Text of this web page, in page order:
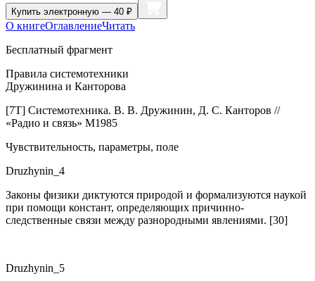
Купить электронную — 40 ₽
О книгеОглавлениеЧитать
Бесплатный фрагмент
Правила системотехники
Дружинина и Канторова
[7Т] Системотехника. В. В. Дружинин, Д. С. Канторов //
«Радио и связь» М1985
Чувствительность, параметры, поле
Druzhynin_4
Законы физики диктуются природой и формализуются наукой
при помощи констант, определяющих причинно-
следственные связи между разнородными явлениями. [30]
Druzhynin_5